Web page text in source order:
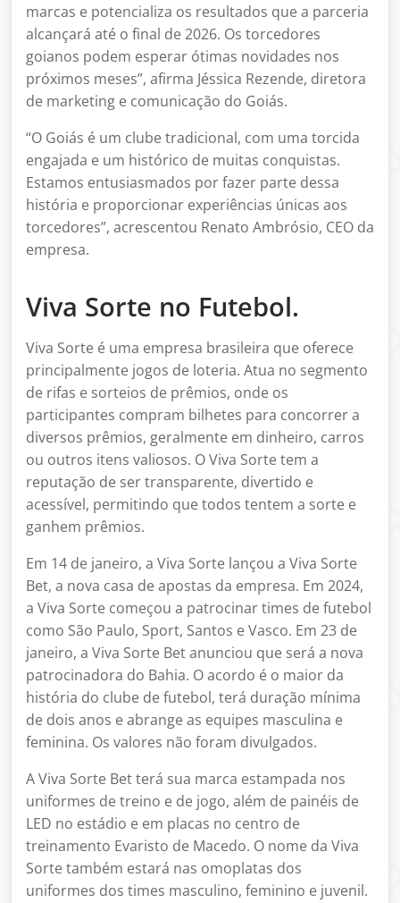
marcas e potencializa os resultados que a parceria
alcançará até o final de 2026. Os torcedores
goianos podem esperar ótimas novidades nos
próximos meses”, afirma Jéssica Rezende, diretora
de marketing e comunicação do Goiás.
“O Goiás é um clube tradicional, com uma torcida
engajada e um histórico de muitas conquistas.
Estamos entusiasmados por fazer parte dessa
história e proporcionar experiências únicas aos
torcedores”, acrescentou Renato Ambrósio, CEO da
empresa.
Viva Sorte no Futebol.
Viva Sorte é uma empresa brasileira que oferece
principalmente jogos de loteria. Atua no segmento
de rifas e sorteios de prêmios, onde os
participantes compram bilhetes para concorrer a
diversos prêmios, geralmente em dinheiro, carros
ou outros itens valiosos. O Viva Sorte tem a
reputação de ser transparente, divertido e
acessível, permitindo que todos tentem a sorte e
ganhem prêmios.
Em 14 de janeiro, a Viva Sorte lançou a Viva Sorte
Bet, a nova casa de apostas da empresa. Em 2024,
a Viva Sorte começou a patrocinar times de futebol
como São Paulo, Sport, Santos e Vasco. Em 23 de
janeiro, a Viva Sorte Bet anunciou que será a nova
patrocinadora do Bahia. O acordo é o maior da
história do clube de futebol, terá duração mínima
de dois anos e abrange as equipes masculina e
feminina. Os valores não foram divulgados.
A Viva Sorte Bet terá sua marca estampada nos
uniformes de treino e de jogo, além de painéis de
LED no estádio e em placas no centro de
treinamento Evaristo de Macedo. O nome da Viva
Sorte também estará nas omoplatas dos
uniformes dos times masculino, feminino e juvenil.